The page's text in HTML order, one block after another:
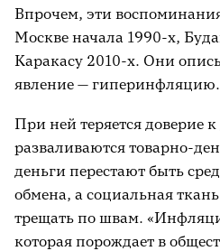
Впрочем, эти
Москве начала 1990-х,
Каракасу 2010-х. Они
явление — гиперинфляцию.
При ней теряется доверие
разваливаются товарно-
деньги перестают быть
обмена, а социальная
трещать по швам.
которая порождает в